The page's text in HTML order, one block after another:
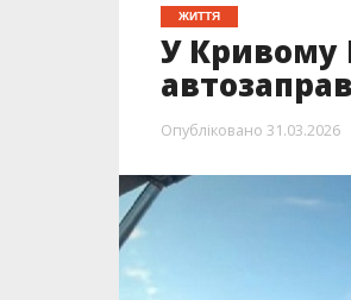
ЖИТТЯ
У Кривому
Опубліковано 31.03.2026